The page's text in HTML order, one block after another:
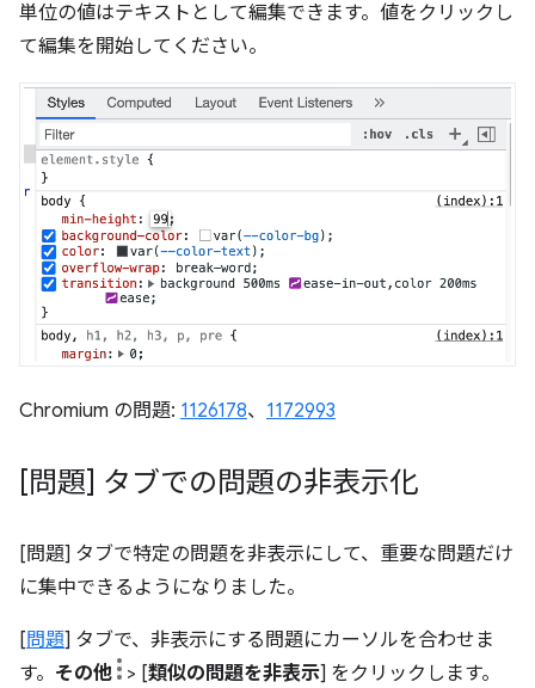
単位の値はテキストとして編集できます。値をクリックし
て編集を開始してください。
Chromium の問題: 1126178、 1172993
[問題] タブでの問題の非表示化
[問題] タブで特定の問題を非表示にして、重要な問題だけ
に集中できるようになりました。
[問題] タブで、非表示にする問題にカーソルを合わせま
す。 その他 > [類似の問題を非表示] をクリックします。